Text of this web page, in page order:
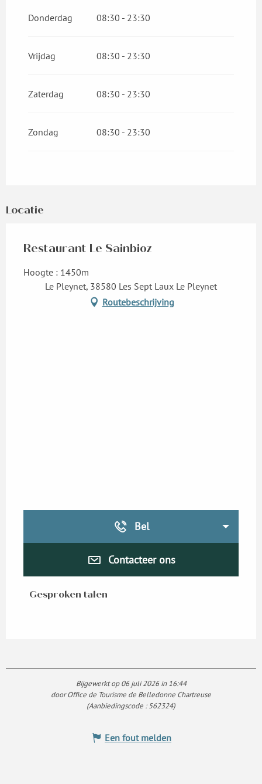
Donderdag 08:30 - 23:30
Vrijdag 08:30 - 23:30
Zaterdag 08:30 - 23:30
Zondag 08:30 - 23:30
Locatie
Restaurant Le Sainbioz
Hoogte : 1450m
Le Pleynet, 38580 Les Sept Laux Le Pleynet
Routebeschrijving
Bel
Contacteer ons
Gesproken talen
Gesproken talen
Bijgewerkt op 06 juli 2026 in 16:44
door Office de Tourisme de Belledonne Chartreuse
(Aanbiedingscode :562324)
Een fout melden